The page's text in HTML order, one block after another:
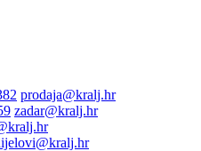
prodaja@kralj.hr
zadar@kralj.hr